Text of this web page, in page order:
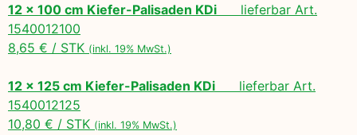
12 x 100 cm Kiefer-Palisaden KDi lieferbar Art.
1540012100
8,65 € / STK (inkl. 19% MwSt.)
12 x 125 cm Kiefer-Palisaden KDi lieferbar Art.
1540012125
10,80 € / STK (inkl. 19% MwSt.)